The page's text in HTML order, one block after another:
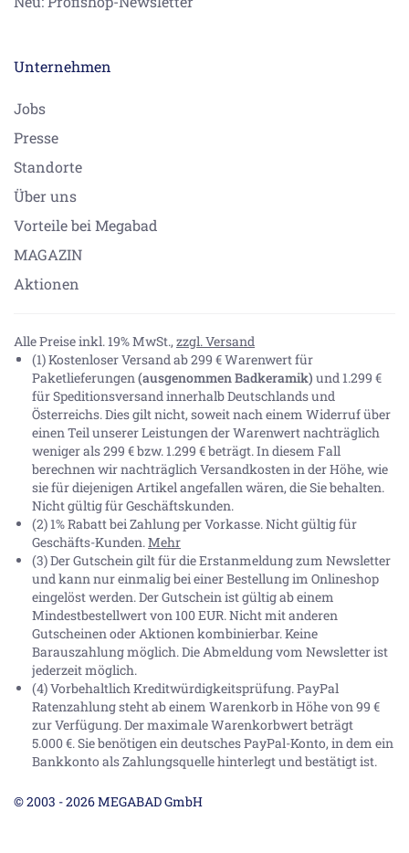
Unternehmen
Jobs
Presse
Standorte
Über uns
Vorteile bei Megabad
MAGAZIN
Aktionen
Alle Preise inkl. 19% MwSt., zzgl. Versand
(1) Kostenloser Versand ab 299 € Warenwert für
Paketlieferungen(ausgenommen Badkeramik) und 1.299 €
für Speditionsversand innerhalb Deutschlands und
Österreichs. Dies gilt nicht, soweit nach einem Widerruf über
einen Teil unserer Leistungen der Warenwert nachträglich
weniger als 299 € bzw. 1.299 € beträgt. In diesem Fall
berechnen wir nachträglich Versandkosten in der Höhe, wie
sie für diejenigen Artikel angefallen wären, die Sie behalten.
Nicht gültig für Geschäftskunden.
(2) 1% Rabatt bei Zahlung per Vorkasse. Nicht gültig für
Geschäfts-Kunden.Mehr
(3) Der Gutschein gilt für die Erstanmeldung zum Newsletter
und kann nur einmalig bei einer Bestellung im Onlineshop
eingelöst werden. Der Gutschein ist gültig ab einem
Mindestbestellwert von 100 EUR. Nicht mit anderen
Gutscheinen oder Aktionen kombinierbar. Keine
Barauszahlung möglich. Die Abmeldung vom Newsletter ist
jederzeit möglich.
(4) Vorbehaltlich Kreditwürdigkeitsprüfung. PayPal
Ratenzahlung steht ab einem Warenkorb in Höhe von99 €
zur Verfügung. Der maximale Warenkorbwert beträgt
5.000 €. Sie benötigen ein deutsches PayPal-Konto, in dem ein
Bankkonto als Zahlungsquelle hinterlegt und bestätigt ist.
© 2003 - 2026 MEGABAD GmbH